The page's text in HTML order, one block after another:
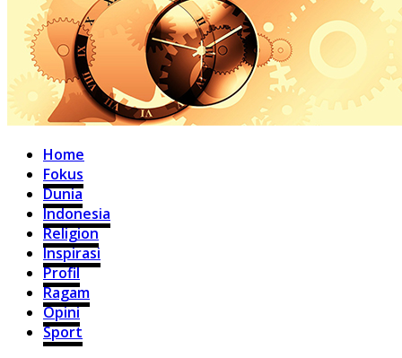
Home
Fokus
Dunia
Indonesia
Religion
Inspirasi
Profil
Ragam
Opini
Sport